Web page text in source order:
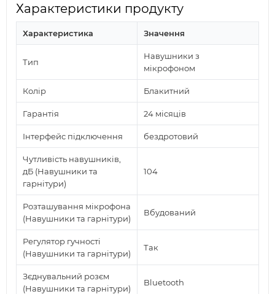
Характеристики продукту
Характеристика Значення
Тип
Навушники з
мікрофоном
Колір Блакитний
Гарантія 24 місяців
Інтерфейс підключення бездротовий
Чутливість навушників,
дБ (Навушники та
гарнітури)
104
Розташування мікрофона
(Навушники та гарнітури)
Вбудований
Регулятор гучності
(Навушники та гарнітури)
Так
Зєднувальний розєм
(Навушники та гарнітури)
Bluetooth